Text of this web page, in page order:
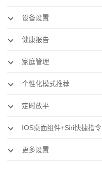
设备设置
健康报告
家庭管理
个性化模式推荐
定时放平
IOS桌面组件+Siri快捷指令
更多设置